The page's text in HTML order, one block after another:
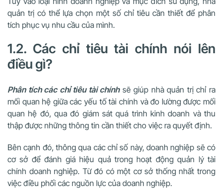
quản trị có thể lựa chọn một số chỉ tiêu cần thiết để phân
tích phục vụ nhu cầu của mình.
1.2. Các chỉ tiêu tài chính nói lên
điều gì?
Phân tích các chỉ tiêu tài chínhsẽ giúp nhà quản trị chỉ ra
mối quan hệ giữa các yếu tố tài chính và đo lường được mối
quan hệ đó, qua đó giám sát quá trình kinh doanh và thu
thập được những thông tin cần thiết cho việc ra quyết định.
Bên cạnh đó, thông qua các chỉ số này, doanh nghiệp sẽ có
cơ sở để đánh giá hiệu quả trong hoạt động quản lý tài
chính doanh nghiệp. Từ đó có một cơ sở thống nhất trong
việc điều phối các nguồn lực của doanh nghiệp.